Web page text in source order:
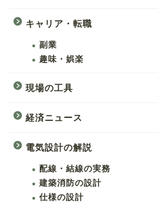
キャリア・転職
副業
趣味・娯楽
現場の工具
経済ニュース
電気設計の解説
配線・結線の実務
建築消防の設計
仕様の設計